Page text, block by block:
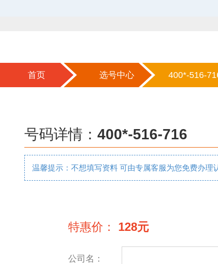
首页 选号中心 400*-516-
号码详情： 400*-516-716
温馨提示：不想填写资料 可由专属客服为您免费办理
特惠价： 128元
公司名：